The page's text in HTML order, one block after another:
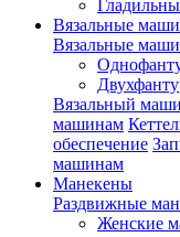
Вязальные
Вязальные
Вязальный
машинам
обеспечение
машинам
Манекены
Раздвижные
Женские